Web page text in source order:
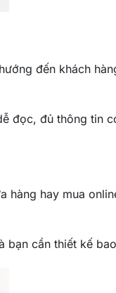
đến khách
đọc, đủ thông tin
hàng hay mua
bạn cần thiết kế